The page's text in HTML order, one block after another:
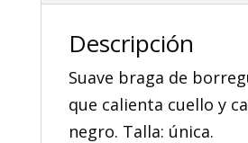
Descripción
Suave braga de
que calienta cuello y
negro. Talla: única.